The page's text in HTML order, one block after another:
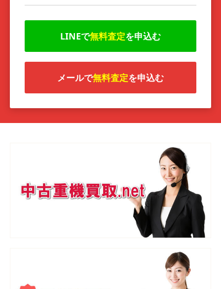
LINEで無料査定を申込む
メールで無料査定を申込む